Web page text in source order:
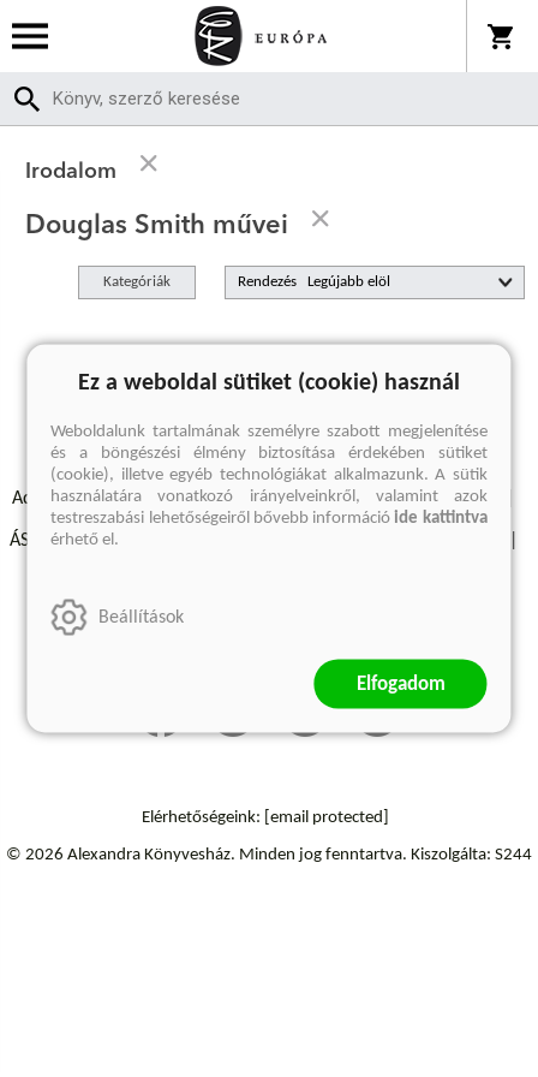
Irodalom
Douglas Smith művei
Kategóriák Rendezés
A keresett kifejezésre nincs találat
Adatvédelmi szabályzatok Elállási felmondási nyilatkozat
ÁSZF - Vásárlási feltételek
Szállítási információk
Elérhetőségeink: [email protected]
© 2026 Alexandra Könyvesház. Minden jog fenntartva. Kiszolgálta: S244
Ez a weboldal sütiket (cookie) használ
Weboldalunk tartalmának személyre szabott megjelenítése
és a böngészési élmény biztosítása érdekében sütiket
(cookie), illetve egyéb technológiákat alkalmazunk. A sütik
használatára vonatkozó irányelveinkről, valamint azok
testreszabási lehetőségeiről bővebb információide kattintva
érhető el.
Beállítások
Elfogadom